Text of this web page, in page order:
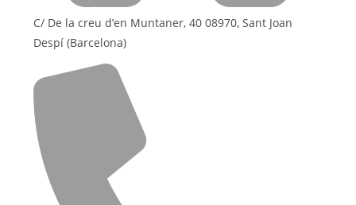
C/ De la creu d’en Muntaner, 40 08970, Sant Joan
Despí (Barcelona)